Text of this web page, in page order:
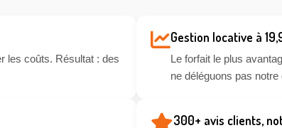
les coûts. Résultat : des
Gestion locative à
Le forfait le plus
ne déléguons pas notre
300+ avis clients,